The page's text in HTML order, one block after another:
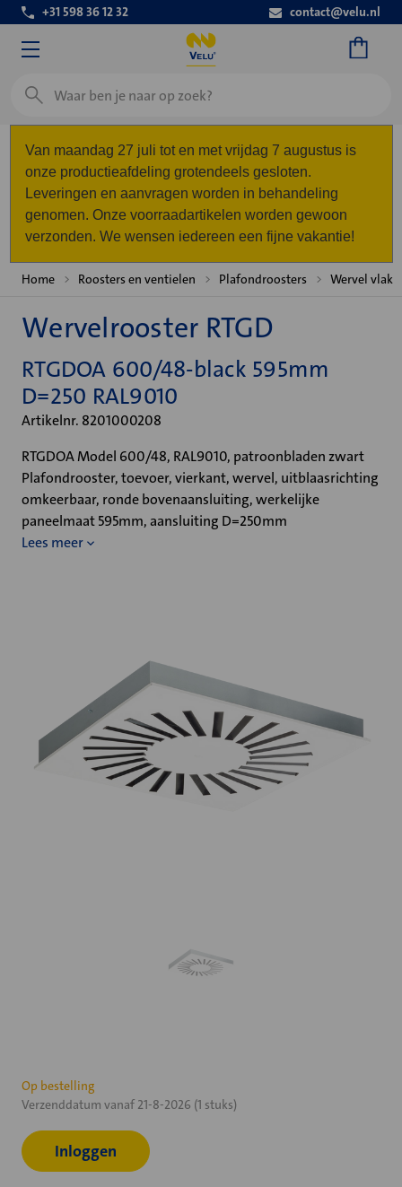
+31 598 36 12 32 contact@velu.nl
Zoeken
Van maandag 27 juli tot en met vrijdag 7 augustus is
onze productieafdeling grotendeels gesloten.
Leveringen en aanvragen worden in behandeling
genomen. Onze voorraadartikelen worden gewoon
verzonden. We wensen iedereen een fijne vakantie!
Home Roosters en ventielen Plafondroosters Wervel vlak
Wervelrooster RTGD
RTGDOA 600/48-black 595mm
D=250 RAL9010
Artikelnr. 8201000208
RTGDOA Model 600/48, RAL9010, patroonbladen zwart
Plafondrooster, toevoer, vierkant, wervel, uitblaasrichting
omkeerbaar, ronde bovenaansluiting, werkelijke
paneelmaat 595mm, aansluiting D=250mm
Lees meer
Huidige
voorraad:
Op bestelling
Verzenddatum vanaf 21-8-2026 (1 stuks)
Inloggen